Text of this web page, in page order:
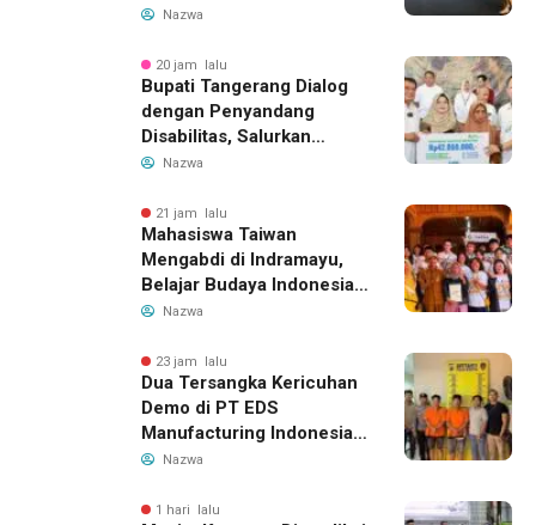
14 Agustus 2026, Garuda
Bandung-Denpasar
Nazwa
20 jam lalu
Bupati Tangerang Dialog
dengan Penyandang
Disabilitas, Salurkan
Bantuan dan Tampung
Nazwa
21 jam lalu
Mahasiswa Taiwan
Mengabdi di Indramayu,
Belajar Budaya Indonesia
dan Edukasi Pekerja
Nazwa
23 jam lalu
Dua Tersangka Kericuhan
Demo di PT EDS
Manufacturing Indonesia
Ditahan, Polda Banten
Pengelolaan Limbah
Nazwa
1 hari lalu